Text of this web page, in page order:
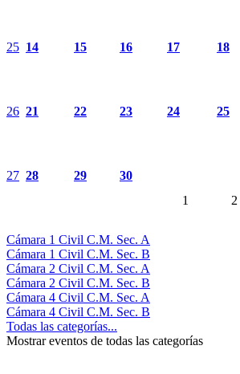
25 14 15 16 17 18
26 21 22 23 24 25
27 28 29
30
1
2
Cámara 1 Civil C.M. Sec. A
Cámara 1 Civil C.M. Sec. B
Cámara 2 Civil C.M. Sec. A
Cámara 2 Civil C.M. Sec. B
Cámara 4 Civil C.M. Sec. A
Cámara 4 Civil C.M. Sec. B
Todas las categorías...
Mostrar eventos de todas las categorías